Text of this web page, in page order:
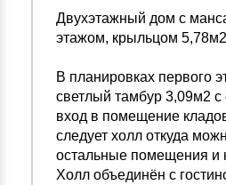
Двухэтажный дом с
этажом, крыльцом
В планировках первого
светлый тамбур 3,09м2
вход в помещение
следует холл откуда
остальные помещения и
Холл объединён с